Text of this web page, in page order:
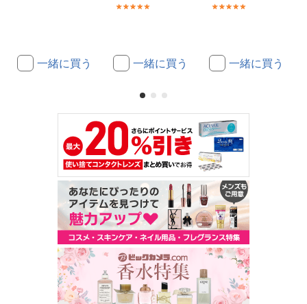
一緒に買う 一緒に買う 一緒に買う